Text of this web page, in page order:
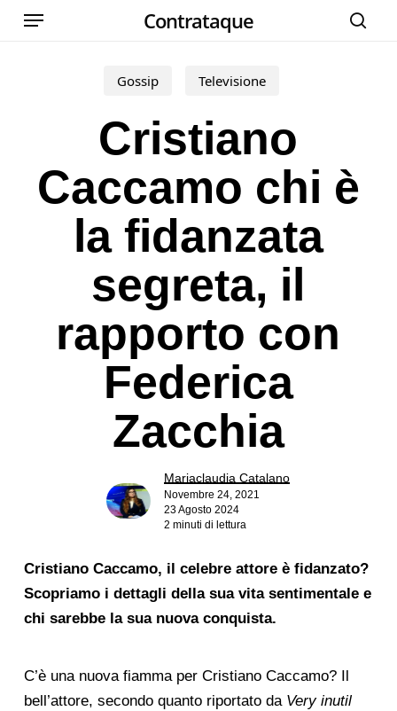
Skip
Contrataque
Menu
Gossip Televisione
Cristiano
Caccamo chi è
la fidanzata
segreta, il
rapporto con
Federica
Zacchia
Mariaclaudia Catalano
Novembre 24, 2021
23 Agosto 2024
2 minuti di lettura
Cristiano Caccamo, il celebre attore è fidanzato?
Scopriamo i dettagli della sua vita sentimentale e
chi sarebbe la sua nuova conquista.
C’è una nuova fiamma per Cristiano Caccamo? Il
bell’attore, secondo quanto riportato da Very inutil